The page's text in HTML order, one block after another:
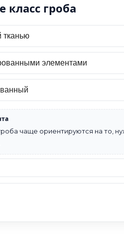
класс гроба
тканью
элементами
чаще ориентируются на то,